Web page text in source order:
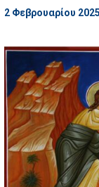
2 Φεβρουαρίου